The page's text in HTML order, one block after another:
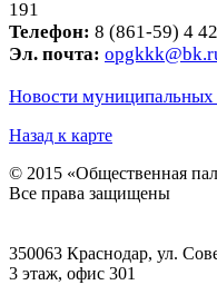
191
Телефон: 8 (861-59) 4
Эл. почта:
Новости
Назад к карте
© 2015 «Общественная
Все права защищены
350063 Краснодар, ул.
3 этаж, офис 301